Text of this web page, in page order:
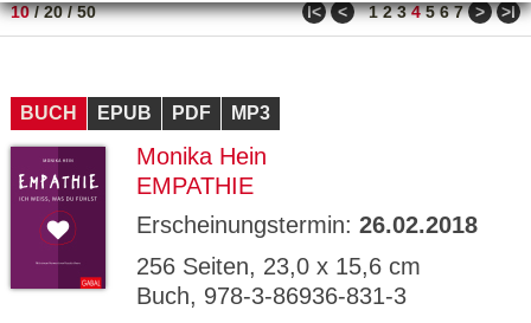
10/20/50 ǀ< < 1 2 3 4 5 6 7 > >ǀ
BUCH EPUB PDF MP3
Monika Hein
EMPATHIE
Erscheinungstermin: 26.02.2018
256 Seiten, 23,0 x 15,6 cm
Buch, 978-3-86936-831-3
Name Zweck
Ty
ESSION
_ID
verlag.
de
Session verwendet
GV_CO
OKIES
gabal-
Speichert den Zustimmungsstatus des
Domäne.